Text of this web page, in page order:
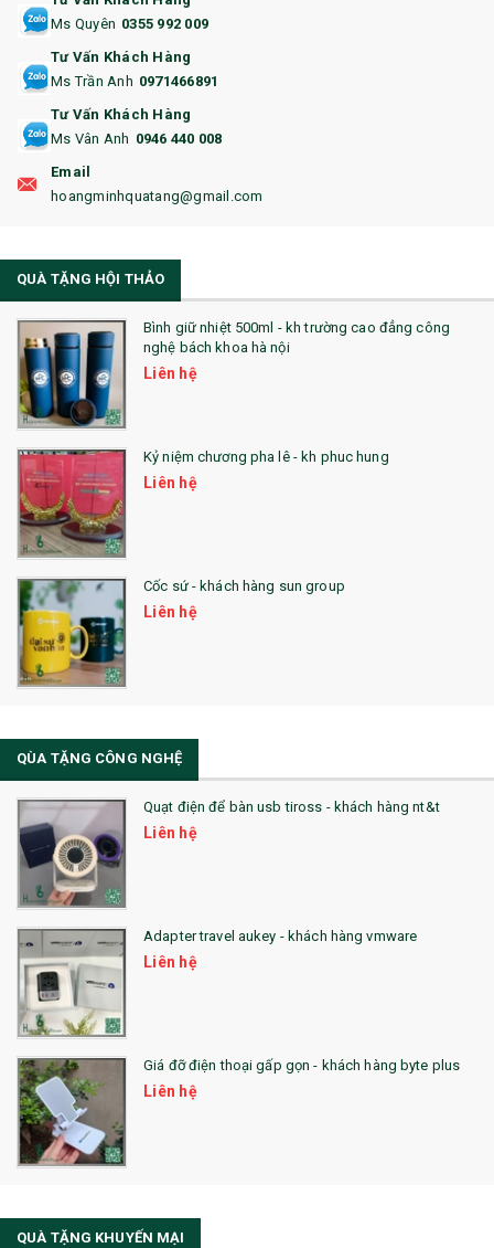
15. BỘ BẤM MÓNG
16. BAO HỘ CHIẾU
18. ẤM CHÉN QUÀ TẶNG
19. ĐỒNG HỒ TREO TƯỜNG
22. ĐỒNG HỒ ĐỂ BÀN
23. QÙA TẶNG ĐỘC ĐÁO
24. QÙA TẶNG PHA LÊ
25. QUÀ TẶNG GLASSLOCK
26. QUÀ TẶNG LUMINARC
28. BỘ ĐỒ ĂN CAO CẤP
29. MÓC KHOÁ
31. TÚI VẢI KHÔNG DỆT
32. TÚI VẢI BỐ
33. MŨ LƯỠI TRAI
36. QUẠT NHỰA QUẢNG CÁO
QUÀ TẶNG KHUYẾN MẠI
QUÀ TẶNG SX NHANH
QUÀ TẶNG HỘI THẢO
QUÀ TẶNG CÔNG NGHỆ
SẢN PHẨM ĐÃ THỰC HIỆN
QUÀ TẶNG SỨC KHỎE
SẢN PHẨM MỚI 2021
Sổ Sạc Đa Năng
La Fonte
Ms Quyên 0355 992 009
Tư Vấn Khách Hàng
Ms Trần Anh 0971466891
Tư Vấn Khách Hàng
Ms Vân Anh 0946 440 008
Email
hoangminhquatang@gmail.com
QUÀ TẶNG HỘI THẢO
Bình giữ nhiệt 500ml - kh trường cao đẳng công
nghệ bách khoa hà nội
Liên hệ
Kỷ niệm chương pha lê - kh phuc hung
Liên hệ
Cốc sứ - khách hàng sun group
Liên hệ
QÙA TẶNG CÔNG NGHỆ
Quạt điện để bàn usb tiross - khách hàng nt&t
Liên hệ
Adapter travel aukey - khách hàng vmware
Liên hệ
Giá đỡ điện thoại gấp gọn - khách hàng byte plus
Liên hệ
QUÀ TẶNG KHUYẾN MẠI